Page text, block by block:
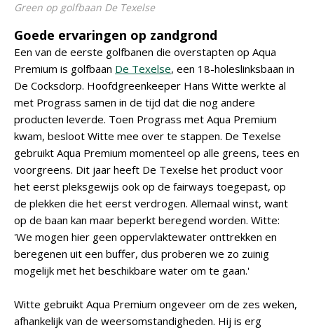
Green op golfbaan De Texelse
Goede ervaringen op zandgrond
Een van de eerste golfbanen die overstapten op Aqua
Premium is golfbaan De Texelse, een 18-holeslinksbaan in
De Cocksdorp. Hoofdgreenkeeper Hans Witte werkte al
met Prograss samen in de tijd dat die nog andere
producten leverde. Toen Prograss met Aqua Premium
kwam, besloot Witte mee over te stappen. De Texelse
gebruikt Aqua Premium momenteel op alle greens, tees en
voorgreens. Dit jaar heeft De Texelse het product voor
het eerst pleksgewijs ook op de fairways toegepast, op
de plekken die het eerst verdrogen. Allemaal winst, want
op de baan kan maar beperkt beregend worden. Witte:
'We mogen hier geen oppervlaktewater onttrekken en
beregenen uit een buffer, dus proberen we zo zuinig
mogelijk met het beschikbare water om te gaan.'
Witte gebruikt Aqua Premium ongeveer om de zes weken,
afhankelijk van de weersomstandigheden. Hij is erg